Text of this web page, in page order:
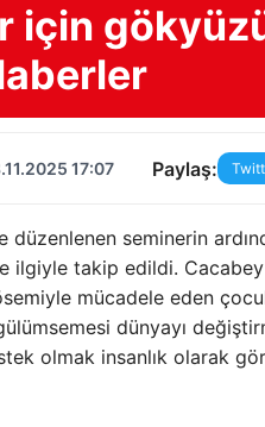
için
17:07 Paylaş:
seminerin
takip edildi.
mücadele eden
dünyayı
olmak insanlık olarak